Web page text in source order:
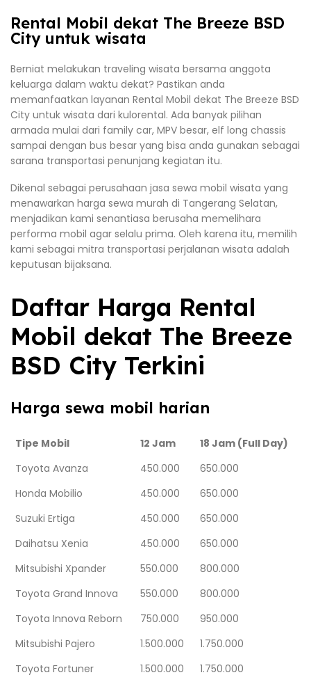
Rental Mobil dekat The Breeze BSD
City untuk wisata
Berniat melakukan traveling wisata bersama anggota
keluarga dalam waktu dekat? Pastikan anda
memanfaatkan layanan Rental Mobil dekat The Breeze BSD
City untuk wisata dari kulorental. Ada banyak pilihan
armada mulai dari family car, MPV besar, elf long chassis
sampai dengan bus besar yang bisa anda gunakan sebagai
sarana transportasi penunjang kegiatan itu.
Dikenal sebagai perusahaan jasa sewa mobil wisata yang
menawarkan harga sewa murah di Tangerang Selatan,
menjadikan kami senantiasa berusaha memelihara
performa mobil agar selalu prima. Oleh karena itu, memilih
kami sebagai mitra transportasi perjalanan wisata adalah
keputusan bijaksana.
Daftar Harga Rental
Mobil dekat The Breeze
BSD City Terkini
Harga sewa mobil harian
Tipe Mobil 12 Jam
18 Jam (Full Day)
Toyota Avanza
450.000
650.000
Honda Mobilio
450.000
650.000
Suzuki Ertiga
450.000
650.000
Daihatsu Xenia
450.000
650.000
Mitsubishi Xpander
550.000
800.000
Toyota Grand Innova
550.000
800.000
Toyota Innova Reborn
750.000
950.000
Mitsubishi Pajero
1.500.000
1.750.000
Toyota Fortuner
1.500.000 1.750.000